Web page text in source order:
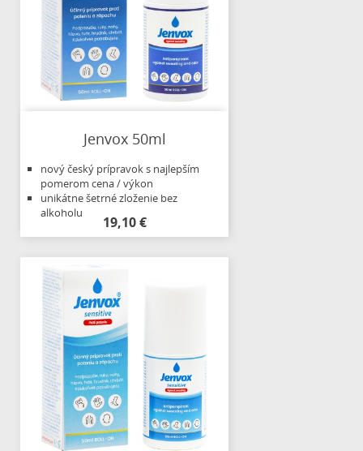
Jenvox 50ml
nový český prípravok s najlepším
pomerom cena / výkon
unikátne šetrné zloženie bez
alkoholu
19,10 €